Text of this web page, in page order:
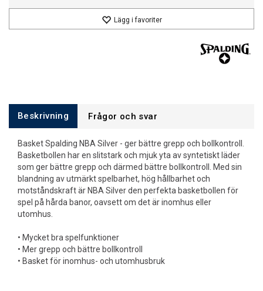
Lägg i favoriter
Beskrivning Frågor och svar
Basket Spalding NBA Silver - ger bättre grepp och bollkontroll.
Basketbollen har en slitstark och mjuk yta av syntetiskt läder
som ger bättre grepp och därmed bättre bollkontroll. Med sin
blandning av utmärkt spelbarhet, hög hållbarhet och
motståndskraft är NBA Silver den perfekta basketbollen för
spel på hårda banor, oavsett om det är inomhus eller
utomhus.
• Mycket bra spelfunktioner
• Mer grepp och bättre bollkontroll
• Basket för inomhus- och utomhusbruk